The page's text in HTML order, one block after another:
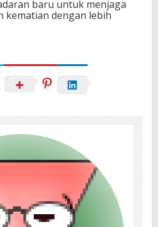
baru untuk menjaga
kematian dengan lebih